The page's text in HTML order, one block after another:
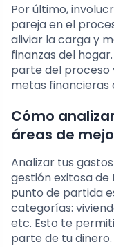
Por último,
pareja en el
aliviar la carga y
finanzas del
parte del proceso
metas financieras
Cómo
áreas de
Analizar tus
gestión exitosa de
punto de partida
categorías:
etc. Esto te
parte de tu dinero.